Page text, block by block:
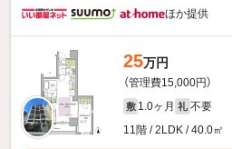
ほか提供
25万円
（管理費15,000円）
敷 1.0ヶ月 礼 不要
11階 / 2LDK / 40.0㎡